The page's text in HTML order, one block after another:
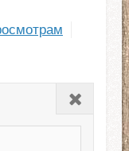
Закрыть